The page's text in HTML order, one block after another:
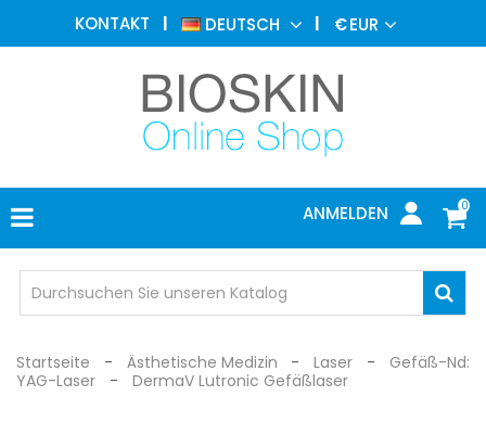
KONTAKT DEUTSCH €EUR
0
ANMELDEN
ÄSTHETISCHE
MEDIZIN
DERMATOLOGIE
PHOTOTHERAPIE
MEDIZINISCH
INDIVIDUEL
SCHUTZ
Startseite Ästhetische Medizin Laser
Gefäß-Nd:
YAG-Laser
DermaV Lutronic Gefäßlaser